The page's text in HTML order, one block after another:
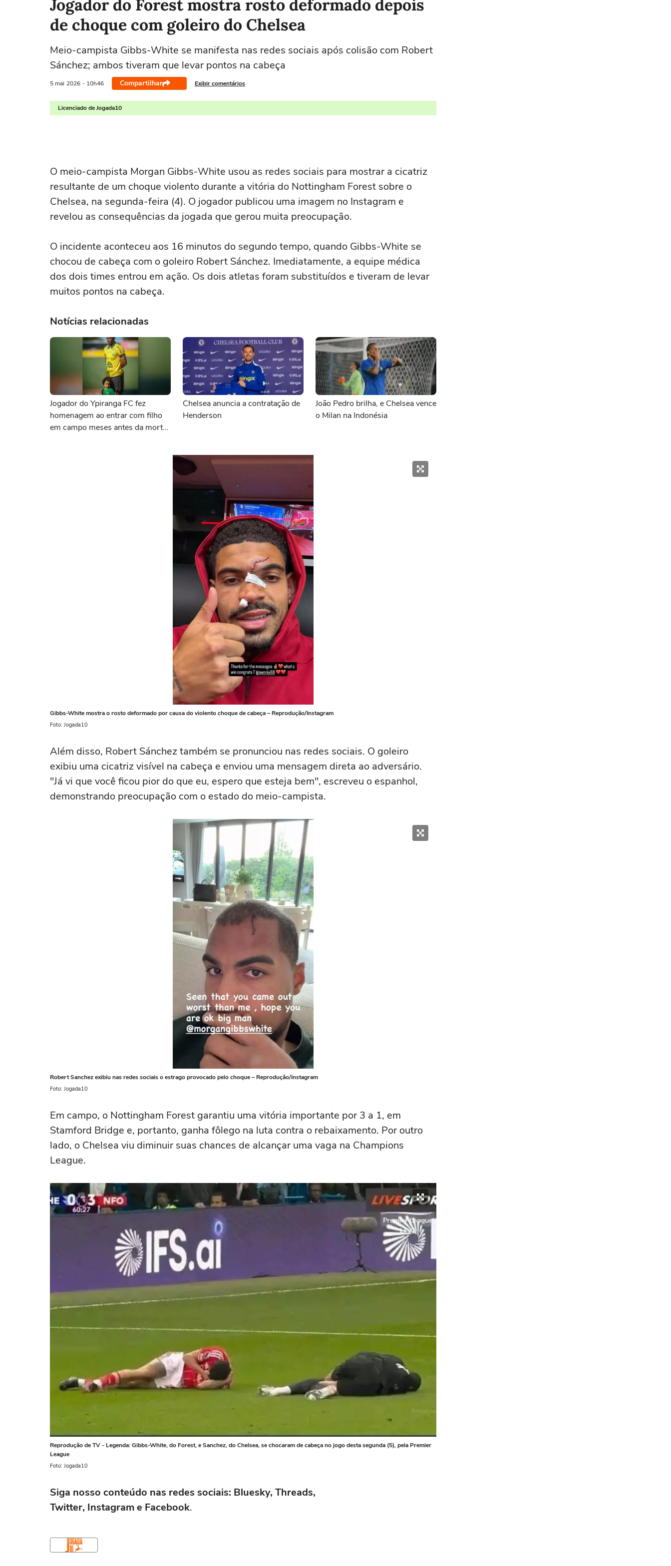
Jogador do Forest mostra rosto deformado depois
de choque com goleiro do Chelsea
Meio-campista Gibbs-White se manifesta nas redes sociais após colisão com Robert
Sánchez; ambos tiveram que levar pontos na cabeça
5 mai 2026 - 10h46 Compartilhar Exibir comentários
Licenciado de Jogada10
O meio-campista Morgan Gibbs-White usou as redes sociais para mostrar a cicatriz
resultante de um choque violento durante a vitória do Nottingham Forest sobre o
Chelsea, na segunda-feira (4). O jogador publicou uma imagem no Instagram e
revelou as consequências da jogada que gerou muita preocupação.
O incidente aconteceu aos 16 minutos do segundo tempo, quando Gibbs-White se
chocou de cabeça com o goleiro Robert Sánchez. Imediatamente, a equipe médica
dos dois times entrou em ação. Os dois atletas foram substituídos e tiveram de levar
muitos pontos na cabeça.
Notícias relacionadas
Jogador do Ypiranga FC fez
homenagem ao entrar com filho
em campo meses antes da morte
Chelsea anuncia a contratação de
Henderson
João Pedro brilha, e Chelsea vence
o Milan na Indonésia
Gibbs-White mostra o rosto deformado por causa do violento choque de cabeça – Reprodução/Instagram
Foto: Jogada10
Além disso, Robert Sánchez também se pronunciou nas redes sociais. O goleiro
exibiu uma cicatriz visível na cabeça e enviou uma mensagem direta ao adversário.
"Já vi que você ficou pior do que eu, espero que esteja bem", escreveu o espanhol,
demonstrando preocupação com o estado do meio-campista.
Robert Sanchez exibiu nas redes sociais o estrago provocado pelo choque – Reprodução/Instagram
Foto: Jogada10
Em campo, o Nottingham Forest garantiu uma vitória importante por 3 a 1, em
Stamford Bridge e, portanto, ganha fôlego na luta contra o rebaixamento. Por outro
lado, o Chelsea viu diminuir suas chances de alcançar uma vaga na Champions
League.
Reprodução de TV - Legenda: Gibbs-White, do Forest, e Sanchez, do Chelsea, se chocaram de cabeça no jogo desta segunda (5), pela Premier
League
Foto: Jogada10
Siga nosso conteúdo nas redes sociais: Bluesky, Threads,
Twitter, Instagram e Facebook.